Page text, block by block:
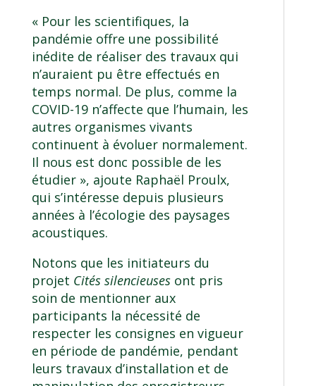
« Pour les scientifiques, la
pandémie offre une possibilité
inédite de réaliser des travaux qui
n’auraient pu être effectués en
temps normal. De plus, comme la
COVID-19 n’affecte que l’humain, les
autres organismes vivants
continuent à évoluer normalement.
Il nous est donc possible de les
étudier », ajoute Raphaël Proulx,
qui s’intéresse depuis plusieurs
années à l’écologie des paysages
acoustiques.
Notons que les initiateurs du
projet Cités silencieusesont pris
soin de mentionner aux
participants la nécessité de
respecter les consignes en vigueur
en période de pandémie, pendant
leurs travaux d’installation et de